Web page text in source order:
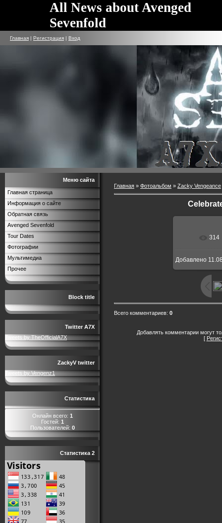
All News about Avenged
Sevenfold
Главная | Регистрация | Вход
Меню сайта
Главная страница
Информация о сайте
Обратная связь
Avenged Sevenfold
Tour Dates
Фотографии
Мультимедиа
Прочее
Block title
Twitter A7X
Tweets by TheOfficialA7X
ZackyV twitter
Tweets by Vengenz1
Статистика
Онлайн всего: 1
Гостей: 1
Пользователей: 0
Статистика 2
Главная » Фотоальбом » Zacky Vengeance
В 314
Добавлено
Всего комментариев: 0
Добавлять комментарии могут
[